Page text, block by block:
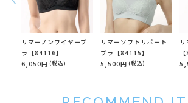
サマーノンワイヤーブ
ラ【84116】
6,050円 (税込)
サマーソフトサポート
ブラ【84115】
5,500円 (税込)
サ